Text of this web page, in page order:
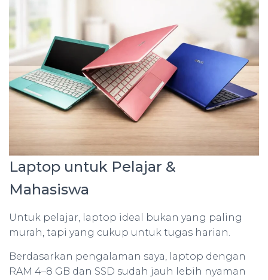
Laptop untuk Pelajar &
Mahasiswa
Untuk pelajar, laptop ideal bukan yang paling
murah, tapi yang cukup untuk tugas harian.
Berdasarkan pengalaman saya, laptop dengan
RAM 4–8 GB dan SSD sudah jauh lebih nyaman